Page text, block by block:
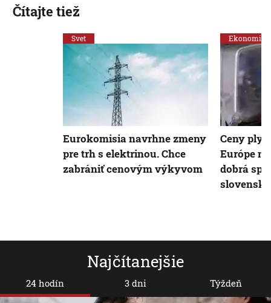
Najčítanejšie
24 hodín 3 dni Týždeň
Čítajte tiež
Svet
Eurokomisia navrhne zmeny
pre trh s elektrinou. Chce
zabrániť cenovým výkyvom
Ekonomika
Ceny
Európe
dobrá